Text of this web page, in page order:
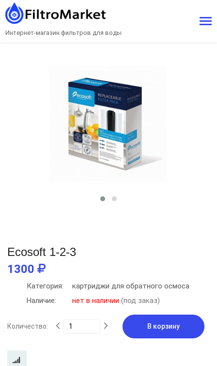
Интернет-магазин фильтров для воды
Ecosoft 1-2-3
1300
Категория:
картриджи для обратного осмоса
Наличие:
нет в наличии (под заказ)
Количество: В корзину